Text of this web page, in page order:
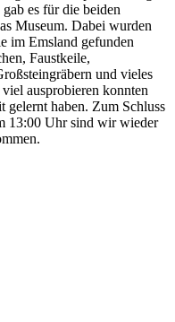
es für die beiden
Museum. Dabei wurden
im Emsland gefunden
Faustkeile,
und vieles
ausprobieren konnten
gelernt haben. Zum Schluss
13:00 Uhr sind wir wieder